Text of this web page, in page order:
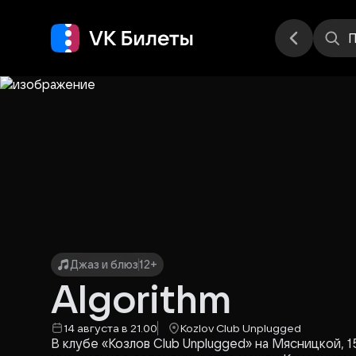
Джаз и блюз12+
Algorithm
14 августа в 21.00 Kozlov Club Unplugged
В клубе «Козлов Club Unplugged» на Мясницкой,